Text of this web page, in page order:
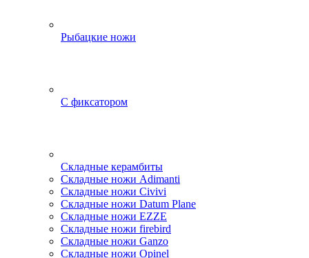
Рыбацкие ножи
С фиксатором
Складные керамбиты
Складные ножи Adimanti
Складные ножи Civivi
Складные ножи Datum Plane
Складные ножи EZZE
Складные ножи firebird
Складные ножи Ganzo
Складные ножи Opinel